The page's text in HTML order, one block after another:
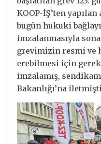
KOOP-İŞ’ten
bugün hukuki
imzalanmasıyla
grevimizin resmi ve
erebilmesi için
imzalamış,
Bakanlığı’na